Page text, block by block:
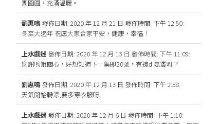
團圓圓，充滿溫暖。
劉惠鳴發佈日期: 2020 年 12 月 21 日 發佈時間: 下午 12:50:
冬至大過年 祝愿大家合家平安，健康，幸福！
上水戲迷發佈日期: 2020 年 12 月 13 日 發佈時間: 下午 11:09:
謝謝嗚姐關心，好想知道下一集即20號，有邊d 嘉賓呀？
劉惠鳴發佈日期: 2020 年 12 月 13 日 發佈時間: 下午 2:58:
天氣開始轉涼,要多穿衣服呀
上水戲迷發佈日期: 2020 年 12 月 6 日 發佈時間: 下午 1:10: